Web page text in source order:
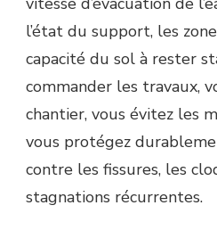
l’état du support, les
capacité du sol à rester
commander les travaux,
chantier, vous évitez les
vous protégez
contre les fissures, les
stagnations récurrentes.